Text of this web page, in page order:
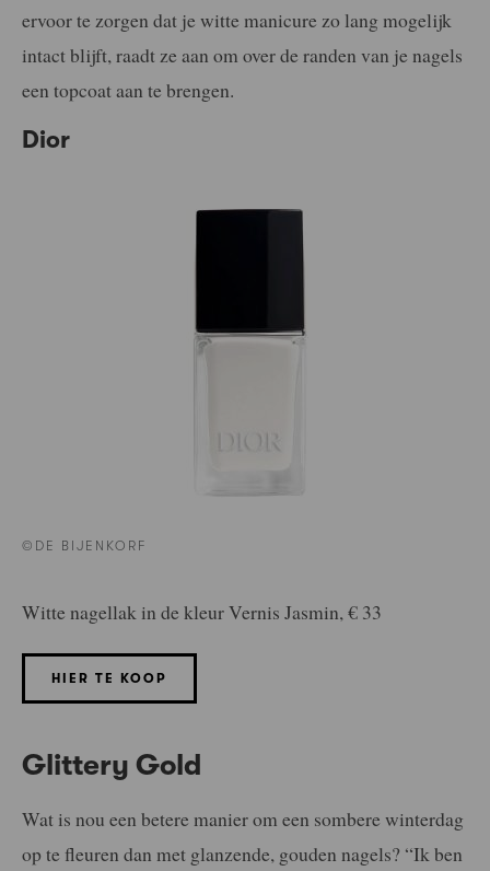
ervoor te zorgen dat je witte manicure zo lang mogelijk
intact blijft, raadt ze aan om over de randen van je nagels
een topcoat aan te brengen.
Dior
©DE BIJENKORF
Witte nagellak in de kleur Vernis Jasmin, € 33
HIER TE KOOP
Glittery Gold
Wat is nou een betere manier om een sombere winterdag
op te fleuren dan met glanzende, gouden nagels? “Ik ben